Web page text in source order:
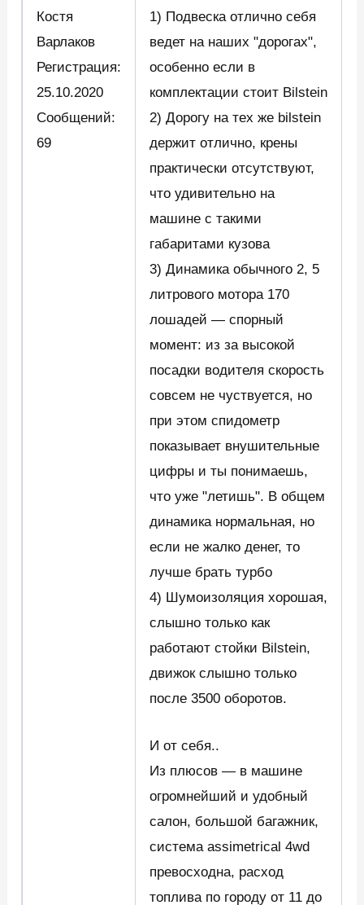
Костя
Варлаков
Регистрация:
25.10.2020
Сообщений:
69
1) Подвеска отлично себя
ведет на наших "дорогах",
особенно если в
комплектации стоит Bilstein
2) Дорогу на тех же bilstein
держит отлично, крены
практически отсутствуют,
что удивительно на
машине с такими
габаритами кузова
3) Динамика обычного 2, 5
литрового мотора 170
лошадей — спорный
момент: из за высокой
посадки водителя скорость
совсем не чуствуется, но
при этом спидометр
показывает внушительные
цифры и ты понимаешь,
что уже "летишь". В общем
динамика нормальная, но
если не жалко денег, то
лучше брать турбо
4) Шумоизоляция хорошая,
слышно только как
работают стойки Bilstein,
движок слышно только
после 3500 оборотов.
И от себя..
Из плюсов — в машине
огромнейший и удобный
салон, большой багажник,
система аssimetrical 4wd
превосходна, расход
топлива по городу от 11 до